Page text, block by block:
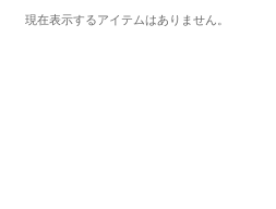
現在表示するアイテムはありません。